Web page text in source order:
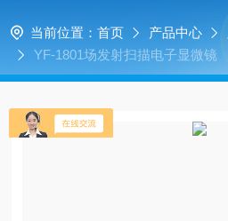
当前位置： 首页 产品中心
YF-1801场发射扫描电子显微镜